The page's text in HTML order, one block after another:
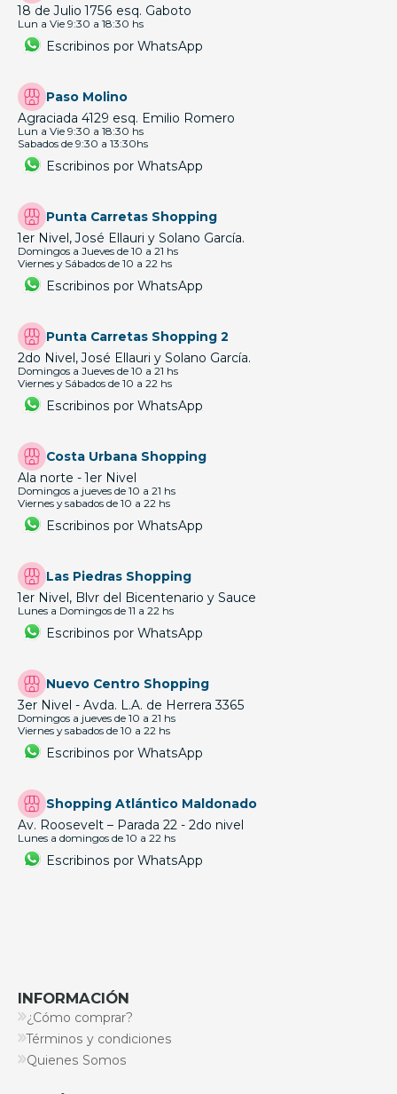
18 de Julio 1756 esq. Gaboto
Lun a Vie 9:30 a 18:30 hs
Escribinos por WhatsApp
Paso Molino
Agraciada 4129 esq. Emilio Romero
Lun a Vie 9:30 a 18:30 hs
Sabados de 9:30 a 13:30hs
Escribinos por WhatsApp
Punta Carretas Shopping
1er Nivel, José Ellauri y Solano García.
Domingos a Jueves de 10 a 21 hs
Viernes y Sábados de 10 a 22 hs
Escribinos por WhatsApp
Punta Carretas Shopping 2
2do Nivel, José Ellauri y Solano García.
Domingos a Jueves de 10 a 21 hs
Viernes y Sábados de 10 a 22 hs
Escribinos por WhatsApp
Costa Urbana Shopping
Ala norte - 1er Nivel
Domingos a jueves de 10 a 21 hs
Viernes y sabados de 10 a 22 hs
Escribinos por WhatsApp
Las Piedras Shopping
1er Nivel, Blvr del Bicentenario y Sauce
Lunes a Domingos de 11 a 22 hs
Escribinos por WhatsApp
Nuevo Centro Shopping
3er Nivel - Avda. L.A. de Herrera 3365
Domingos a jueves de 10 a 21 hs
Viernes y sabados de 10 a 22 hs
Escribinos por WhatsApp
Shopping Atlántico Maldonado
Av. Roosevelt – Parada 22 - 2do nivel
Lunes a domingos de 10 a 22 hs
Escribinos por WhatsApp
INFORMACIÓN
¿Cómo comprar?
Términos y condiciones
Quienes Somos